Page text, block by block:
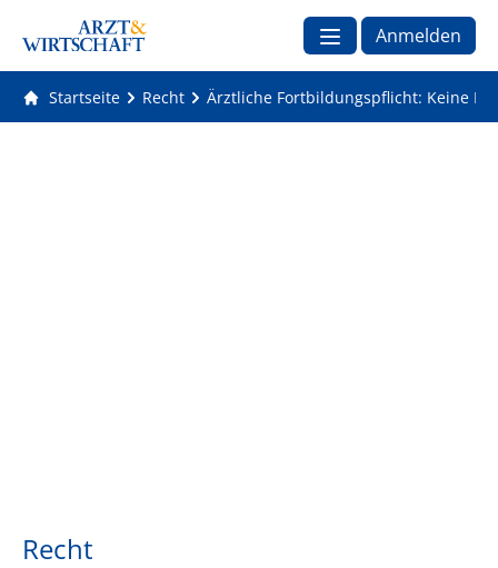
Anmelden
Startseite Recht Ärztliche Fortbildungspflicht: Keine
Recht